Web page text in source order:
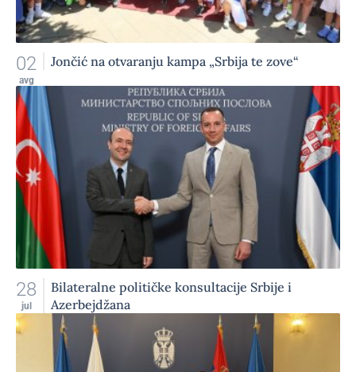
02
avg
Jončić na otvaranju kampa „Srbija te zove“
28
jul
Bilateralne političke konsultacije Srbije i
Azerbejdžana